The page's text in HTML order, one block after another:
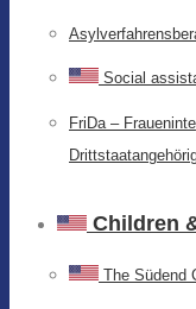
Social
FriDa –
Children
The Südend